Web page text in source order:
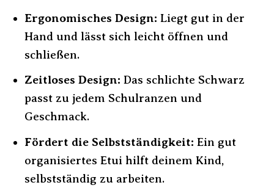
Ergonomisches Design: Liegt gut in der
Hand und lässt sich leicht öffnen und
schließen.
Zeitloses Design: Das schlichte Schwarz
passt zu jedem Schulranzen und
Geschmack.
Fördert die Selbstständigkeit: Ein gut
organisiertes Etui hilft deinem Kind,
selbstständig zu arbeiten.